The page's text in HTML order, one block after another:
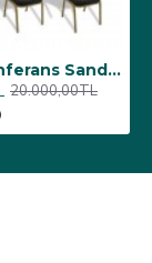
Porselen Masa Tablası 80X160
31.000,00TL